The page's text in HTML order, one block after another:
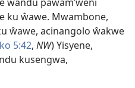
ku ŵawe. Mwambone,
ŵawe, acinangolo ŵakwe
5:42, NW) Yisyene,
kusengwa,